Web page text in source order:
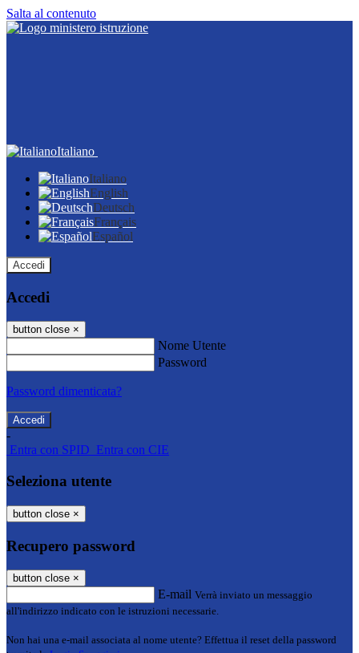
Salta al contenuto
Italiano
Italiano
English
Deutsch
Français
Español
Accedi
Accedi
button close ×
Nome Utente
Password
Password dimenticata?
-
Entra con SPID Entra con CIE
Seleziona utente
button close ×
Recupero password
button close ×
E-mail Verrà inviato un messaggio
all'indirizzo indicato con le istruzioni necessarie.
Non hai una e-mail associata al nome utente? Effettua il reset della password